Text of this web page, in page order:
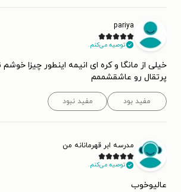
pariya
توصیه می‌کنم.
خیلی از مانگا و کره ای انیمه اینطور چیزا خوشم
پرتقال رو عاشقشممم
مفید بود مفید نبود
مدرسه ابر قهرمانانه من
توصیه می‌کنم.
عالیوخوب